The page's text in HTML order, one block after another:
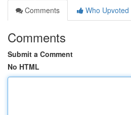
Comments
Who Upvoted
Comments
Submit a Comment
No HTML